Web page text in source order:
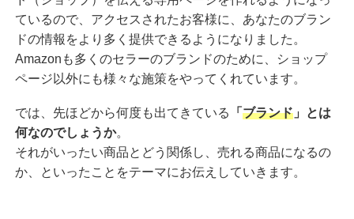
ているので、アクセスされたお客様に、あなたのブラン
ドの情報をより多く提供できるようになりました。
Amazonも多くのセラーのブランドのために、ショップ
ページ以外にも様々な施策をやってくれています。
では、先ほどから何度も出てきている 「 ブランド 」とは
何なのでしょうか。
それがいったい商品とどう関係し、売れる商品になるの
か、といったことをテーマにお伝えしていきます。